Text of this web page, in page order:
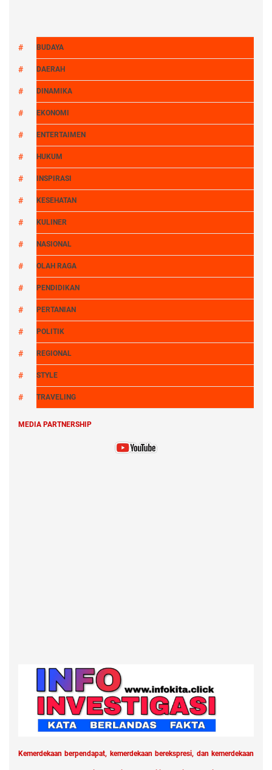
BUDAYA
DAERAH
DINAMIKA
EKONOMI
ENTERTAIMEN
HUKUM
INSPIRASI
KESEHATAN
KULINER
NASIONAL
OLAH RAGA
PENDIDIKAN
PERTANIAN
POLITIK
REGIONAL
STYLE
TRAVELING
MEDIA PARTNERSHIP
Kemerdekaan berpendapat, kemerdekaan berekspresi, dan kemerdekaan